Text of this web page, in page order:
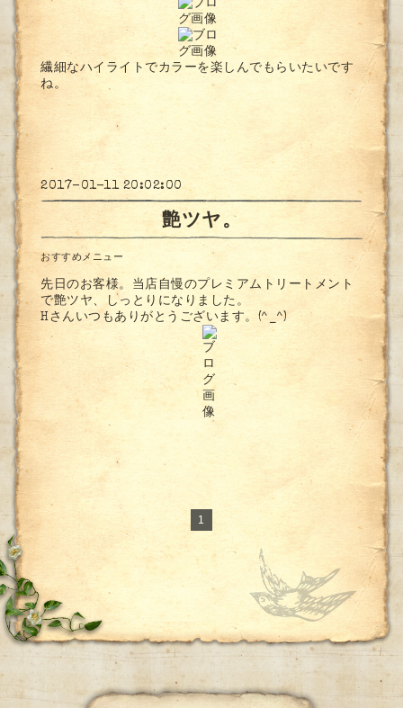
繊細なハイライトでカラーを楽しんでもらいたいです
ね。
2017-01-11 20:02:00
艶ツヤ。
おすすめメニュー
先日のお客様。当店自慢のプレミアムトリートメント
で艶ツヤ、しっとりになりました。
Hさんいつもありがとうございます。(^_^)
1